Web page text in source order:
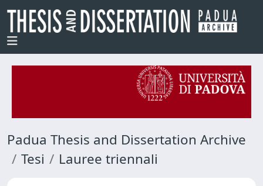
Padua Thesis and Dissertation Archive
Tesi
Lauree triennali